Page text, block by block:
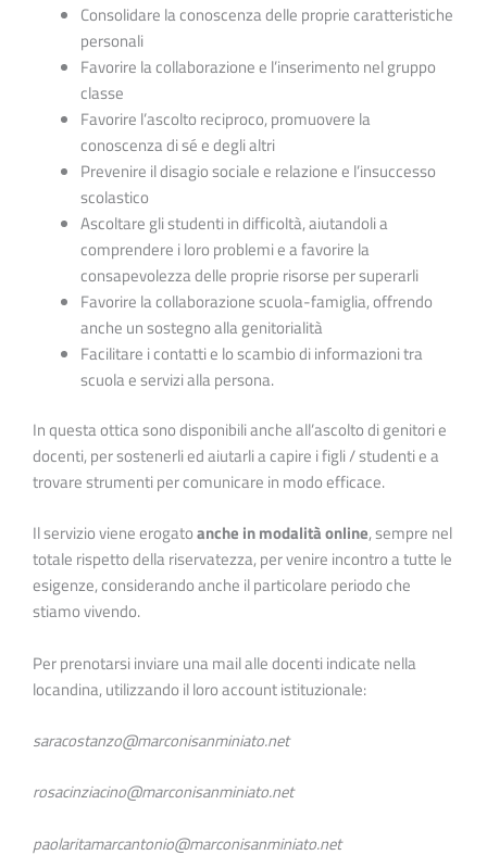
Consolidare la conoscenza delle proprie caratteristiche
personali
Favorire la collaborazione e l’inserimento nel gruppo
classe
Favorire l’ascolto reciproco, promuovere la
conoscenza di sé e degli altri
Prevenire il disagio sociale e relazione e l’insuccesso
scolastico
Ascoltare gli studenti in difficoltà, aiutandoli a
comprendere i loro problemi e a favorire la
consapevolezza delle proprie risorse per superarli
Favorire la collaborazione scuola-famiglia, offrendo
anche un sostegno alla genitorialità
Facilitare i contatti e lo scambio di informazioni tra
scuola e servizi alla persona.
In questa ottica sono disponibili anche all’ascolto di genitori e
docenti, per sostenerli ed aiutarli a capire i figli / studenti e a
trovare strumenti per comunicare in modo efficace.
Il servizio viene erogatoanche in modalità online, sempre nel
totale rispetto della riservatezza, per venire incontro a tutte le
esigenze, considerando anche il particolare periodo che
stiamo vivendo.
Per prenotarsi inviare una mail alle docenti indicate nella
locandina, utilizzando il loro account istituzionale:
saracostanzo@marconisanminiato.net
rosacinziacino@marconisanminiato.net
paolaritamarcantonio@marconisanminiato.net